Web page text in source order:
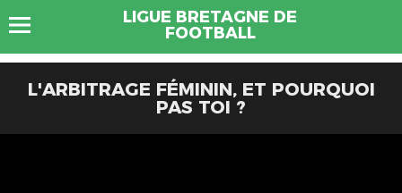
LIGUE BRETAGNE DE
FOOTBALL
L'ARBITRAGE FÉMININ, ET POURQUOI
PAS TOI ?